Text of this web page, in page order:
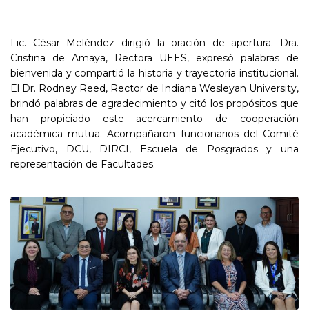
Lic. César Meléndez dirigió la oración de apertura. Dra.
Cristina de Amaya, Rectora UEES, expresó palabras de
bienvenida y compartió la historia y trayectoria institucional.
El Dr. Rodney Reed, Rector de Indiana Wesleyan University,
brindó palabras de agradecimiento y citó los propósitos que
han propiciado este acercamiento de cooperación
académica mutua. Acompañaron funcionarios del Comité
Ejecutivo, DCU, DIRCI, Escuela de Posgrados y una
representación de Facultades.